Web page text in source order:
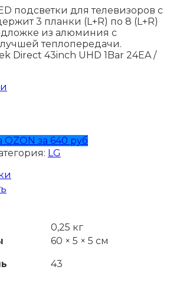
подсветки для телевизоров с
3 планки (L+R) по 8 (L+R)
из алюминия с
теплопередачи.
Direct 43inch UHD 1Bar 24EA /
OZON за 640 руб
LG
0,25 кг
60 × 5 × 5 см
43